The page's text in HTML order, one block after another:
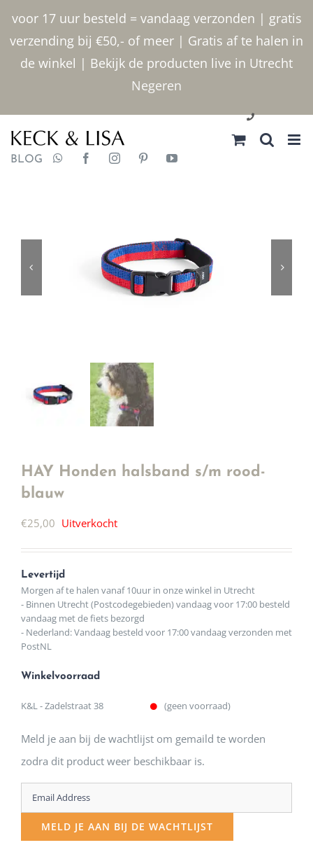
voor 17 uur besteld = vandaag verzonden | gratis
verzending bij €50,- of meer | Gratis af te halen in
de winkel | Bekijk de producten live in Utrecht
Negeren
inhoud
030 2400000
BLOG
HAY Honden halsband s/m rood-
blauw
€25,00 Uitverkocht
Levertijd
Morgen af te halen vanaf 10uur in onze winkel in Utrecht
- Binnen Utrecht (Postcodegebieden) vandaag voor 17:00 besteld
vandaag met de fiets bezorgd
- Nederland: Vandaag besteld voor 17:00 vandaag verzonden met
PostNL
Winkelvoorraad
K&L - Zadelstraat 38 (geen voorraad)
Meld je aan bij de wachtlijst om gemaild te worden
zodra dit product weer beschikbaar is.
Enter
your
email
MELD JE AAN BIJ DE WACHTLIJST